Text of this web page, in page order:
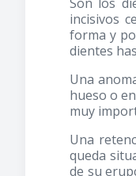
incisivos
forma y
dientes
Una
hueso o
muy
Una
queda
de su